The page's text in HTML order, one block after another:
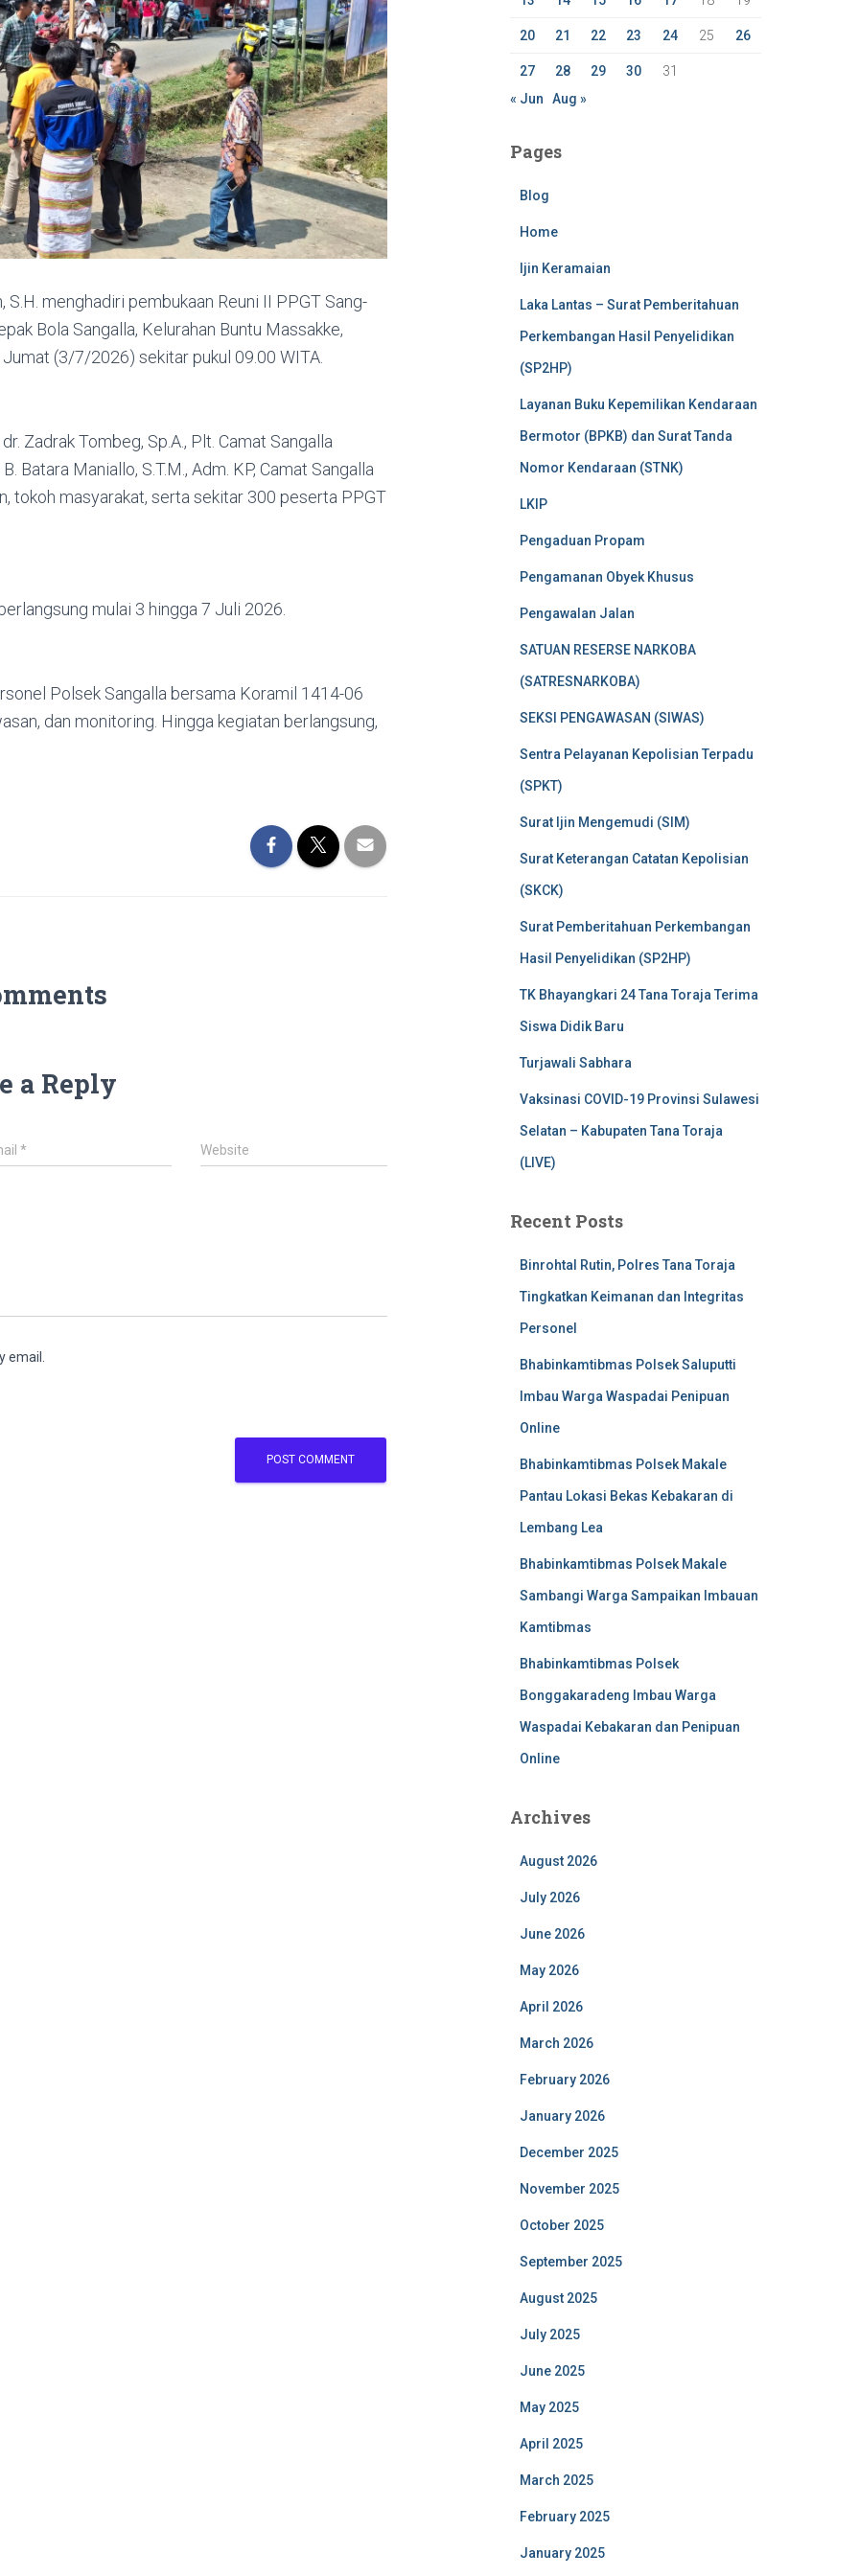
menghadiri pembukaan Reuni II PPGT Sang-
Bola Sangalla, Kelurahan Buntu Massakke,
(3/7/2026) sekitar pukul 09.00 WITA.
Zadrak Tombeg, Sp.A., Plt. Camat Sangalla
Batara Maniallo, S.T.M., Adm. KP, Camat Sangalla
tokoh masyarakat, serta sekitar 300 peserta PPGT
mulai 3 hingga 7 Juli 2026.
Polsek Sangalla bersama Koramil 1414-06
dan monitoring. Hingga kegiatan berlangsung,
a Reply
* Website
20 21 22 23 24 25 26
27 28 29 30
31
« Jun
Aug »
Pages
Blog
Home
Ijin Keramaian
Laka Lantas – Surat Pemberitahuan
Perkembangan Hasil Penyelidikan
(SP2HP)
Layanan Buku Kepemilikan Kendaraan
Bermotor (BPKB) dan Surat Tanda
Nomor Kendaraan (STNK)
LKIP
Pengaduan Propam
Pengamanan Obyek Khusus
Pengawalan Jalan
SATUAN RESERSE NARKOBA
(SATRESNARKOBA)
SEKSI PENGAWASAN (SIWAS)
Sentra Pelayanan Kepolisian Terpadu
(SPKT)
Surat Ijin Mengemudi (SIM)
Surat Keterangan Catatan Kepolisian
(SKCK)
Surat Pemberitahuan Perkembangan
Hasil Penyelidikan (SP2HP)
TK Bhayangkari 24 Tana Toraja Terima
Siswa Didik Baru
Turjawali Sabhara
Vaksinasi COVID-19 Provinsi Sulawesi
Selatan – Kabupaten Tana Toraja
(LIVE)
Recent Posts
Binrohtal Rutin, Polres Tana Toraja
Tingkatkan Keimanan dan Integritas
Personel
Bhabinkamtibmas Polsek Saluputti
Imbau Warga Waspadai Penipuan
Online
Bhabinkamtibmas Polsek Makale
Pantau Lokasi Bekas Kebakaran di
Lembang Lea
Bhabinkamtibmas Polsek Makale
Sambangi Warga Sampaikan Imbauan
Kamtibmas
Bhabinkamtibmas Polsek
Bonggakaradeng Imbau Warga
Waspadai Kebakaran dan Penipuan
Online
Archives
August 2026
July 2026
June 2026
May 2026
April 2026
March 2026
February 2026
January 2026
December 2025
November 2025
October 2025
September 2025
August 2025
July 2025
June 2025
May 2025
April 2025
March 2025
February 2025
January 2025